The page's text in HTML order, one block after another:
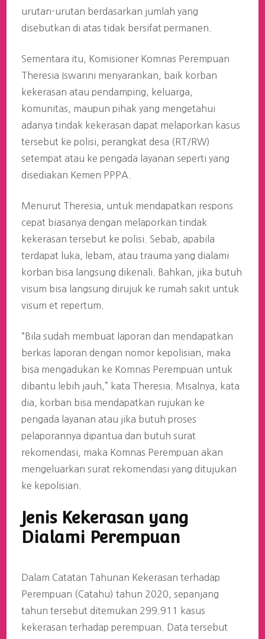
urutan-urutan berdasarkan jumlah yang
disebutkan di atas tidak bersifat permanen.
Sementara itu, Komisioner Komnas Perempuan
Theresia Iswarini menyarankan, baik korban
kekerasan atau pendamping, keluarga,
komunitas, maupun pihak yang mengetahui
adanya tindak kekerasan dapat melaporkan kasus
tersebut ke polisi, perangkat desa (RT/RW)
setempat atau ke pengada layanan seperti yang
disediakan Kemen PPPA.
Menurut Theresia, untuk mendapatkan respons
cepat biasanya dengan melaporkan tindak
kekerasan tersebut ke polisi. Sebab, apabila
terdapat luka, lebam, atau trauma yang dialami
korban bisa langsung dikenali. Bahkan, jika butuh
visum bisa langsung dirujuk ke rumah sakit untuk
visum et repertum.
“Bila sudah membuat laporan dan mendapatkan
berkas laporan dengan nomor kepolisian, maka
bisa mengadukan ke Komnas Perempuan untuk
dibantu lebih jauh,” kata Theresia. Misalnya, kata
dia, korban bisa mendapatkan rujukan ke
pengada layanan atau jika butuh proses
pelaporannya dipantua dan butuh surat
rekomendasi, maka Komnas Perempuan akan
mengeluarkan surat rekomendasi yang ditujukan
ke kepolisian.
Jenis Kekerasan yang
Dialami Perempuan
Dalam Catatan Tahunan Kekerasan terhadap
Perempuan (Catahu) tahun 2020, sepanjang
tahun tersebut ditemukan 299.911 kasus
kekerasan terhadap perempuan. Data tersebut